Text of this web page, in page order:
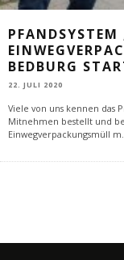
BEDBURG
22. JULI 2020
Viele von uns kennen das
Mitnehmen bestellt und
Einwegverpackungsmüll m